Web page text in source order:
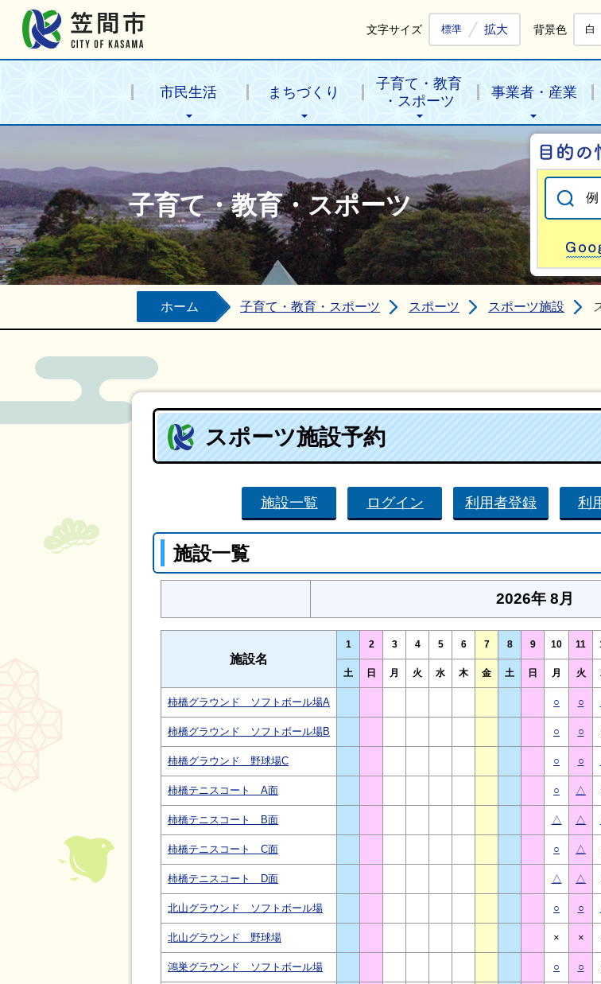
文字サイズ 標準 拡大 背景色 白
市民生活 まちづくり
子育て・教育
・スポーツ
事業者・産業
子育て・教育・スポーツ
ホーム 子育て・教育・スポーツ スポーツ スポーツ施設
スポーツ施設予約
施設一覧 ログイン 利用者登録 利
施設一覧
2026年 8月
施設名
1 2 3 4 5 6 7 8 9 10 11
土 日 月 火 水 木 金 土 日 月 火
柿橋グラウンド ソフトボール場A ○ ○
柿橋グラウンド ソフトボール場B ○ ○
柿橋グラウンド 野球場C ○ ○
柿橋テニスコート A面 ○ △
柿橋テニスコート B面 △ △
柿橋テニスコート C面 ○ △
柿橋テニスコート D面 △ △
北山グラウンド ソフトボール場 ○ ○
北山グラウンド 野球場 × ×
鴻巣グラウンド ソフトボール場 ○ ○